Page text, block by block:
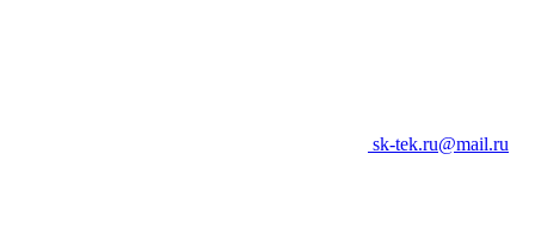
sk-tek.ru@mail.ru